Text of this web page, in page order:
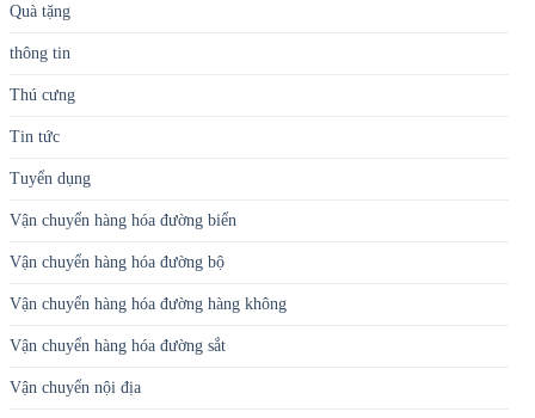
Quà tặng
thông tin
Thú cưng
Tin tức
Tuyển dụng
Vận chuyển hàng hóa đường biển
Vận chuyển hàng hóa đường bộ
Vận chuyển hàng hóa đường hàng không
Vận chuyển hàng hóa đường sắt
Vận chuyển nội địa